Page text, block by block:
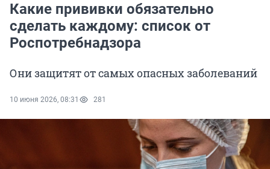
Какие прививки обязательно
сделать каждому: список от
Роспотребнадзора
Они защитят от самых опасных заболеваний
10 июня 2026, 08:31 281